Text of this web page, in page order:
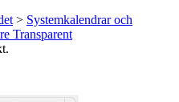
> Systemkalendrar och
Transparent